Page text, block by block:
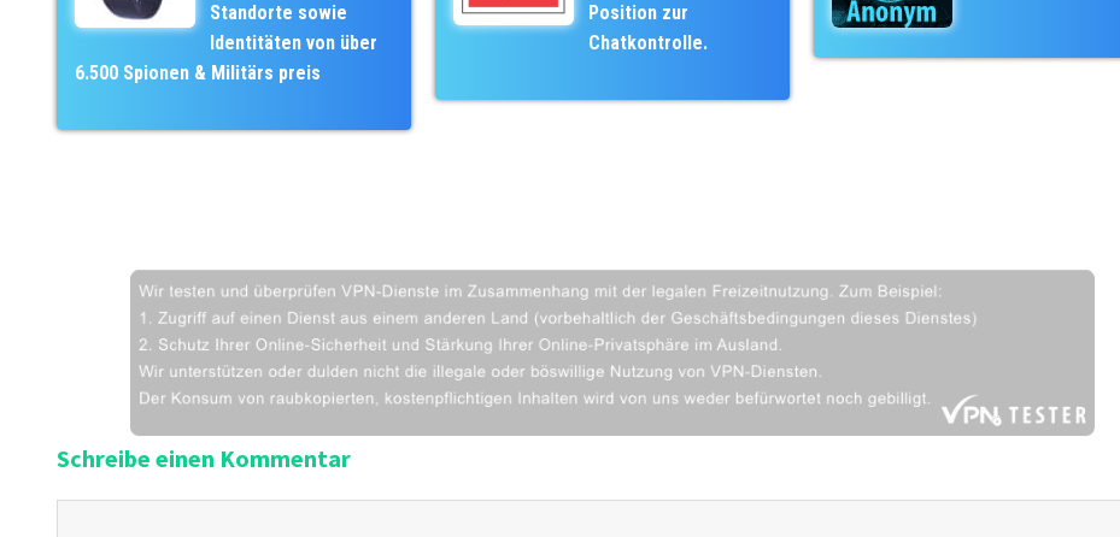
Standorte sowie
Identitäten von über
6.500 Spionen & Militärs preis
Position zur
Chatkontrolle.
Schreibe einen Kommentar